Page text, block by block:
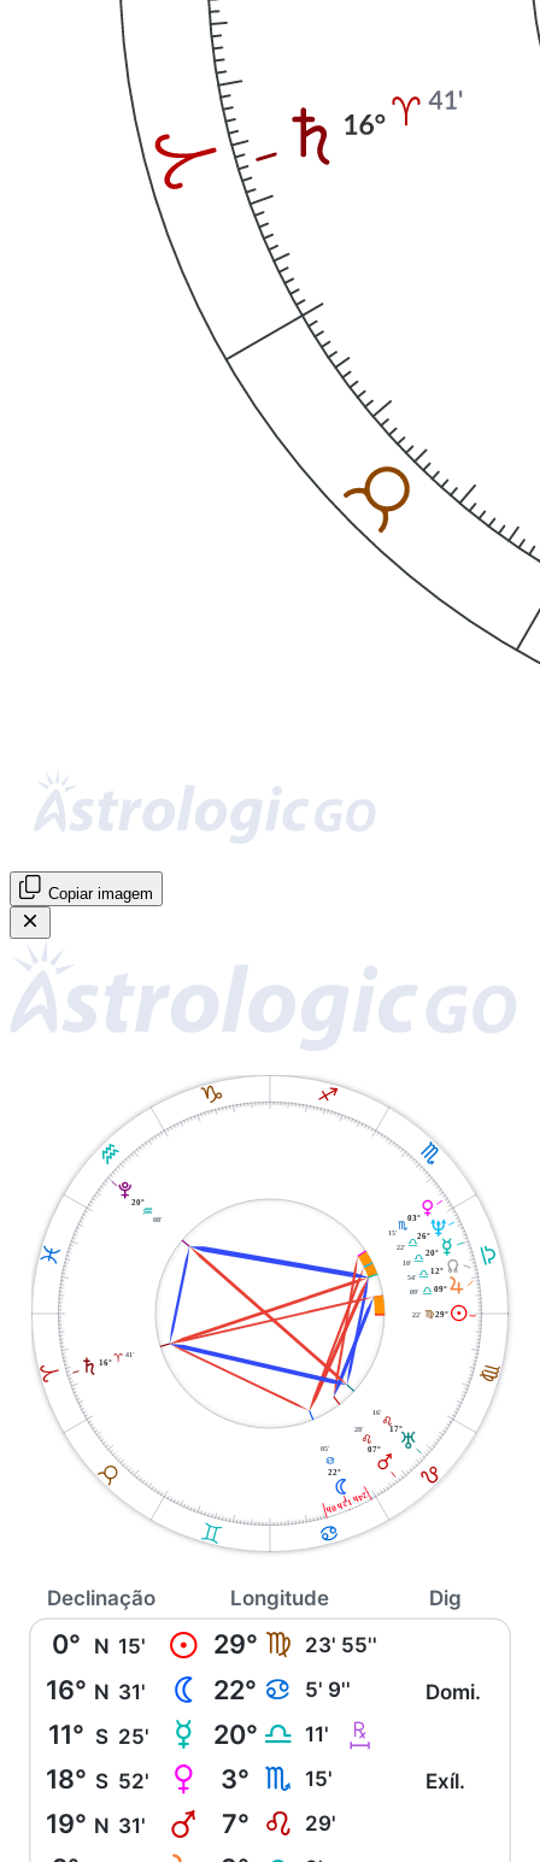
Copiar imagem
A
B
C D
E
F
G
H
I
J
K
L
S 16°A 41'
N
22°
D
05'
Q
07°
E
28'
T
17°
E
16'
M
29°
F
22'
R
09°
G
09'
Y
12°
G
54'
O
20°
G
10'
U
26°
G
22'
P
03°
H
15'
V
20°
K
08'
24h 12h 0h
Declinação Longitude Dig
0° N 15' M 29° F 23' 55''
16° N 31' N 22° D 5' 9'' Domi.
11° S 25' O 20° G 11' m
18° S 52' P 3° H 15' Exíl.
19° N 31' Q 7° E 29'